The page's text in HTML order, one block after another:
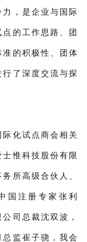
，是企业与国际
的工作思路、团
的积极性、团体
了深度交流与探
化试点商会相关
惟科技股份有限
所高级合伙人、
国注册专家张利
司总裁沈双波，
监崔子骁，我会